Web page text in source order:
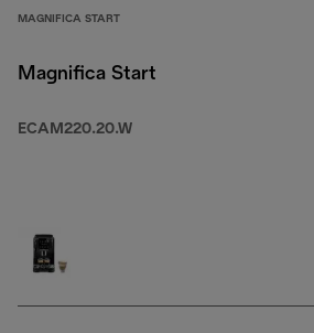
MAGNIFICA START
Magnifica Start
ECAM220.20.W